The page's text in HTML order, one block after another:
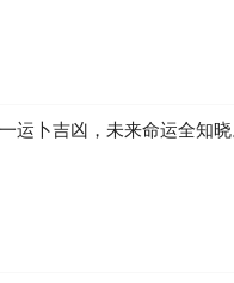
运卜吉凶，未来命运全知晓